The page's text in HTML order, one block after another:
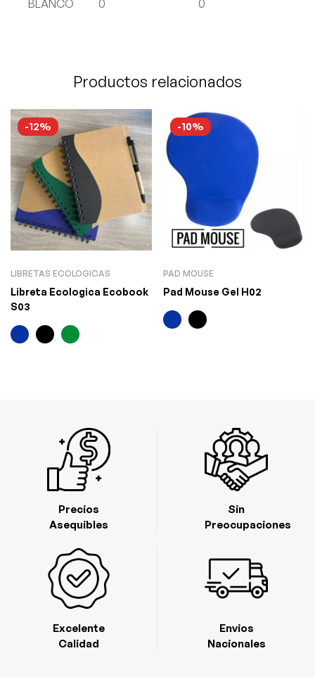
BLANCO 0 0
Productos relacionados
-12%
LIBRETAS ECOLOGICAS
Libreta Ecologica Ecobook
S03
-10%
PAD MOUSE
Pad Mouse Gel H02
Excelente
Calidad
Precios
Asequibles
Envios
Nacionales
Sin
Preocupaciones